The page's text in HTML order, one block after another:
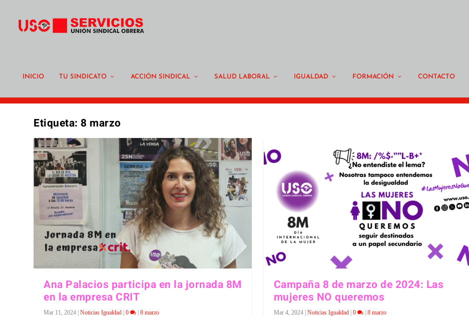
INICIO TU SINDICATO ACCIÓN SINDICAL SALUD LABORAL IGUALDAD FORMACIÓN CONTACTO
Etiqueta: 8 marzo
Ana Palacios participa en la jornada 8M
en la empresa CRIT
Mar 11, 2024 |Noticias Igualdad |0 |8 marzo
Campaña 8 de marzo de 2024: Las
mujeres NO queremos
Mar 4, 2024| Noticias Igualdad| 0 | 8 marzo